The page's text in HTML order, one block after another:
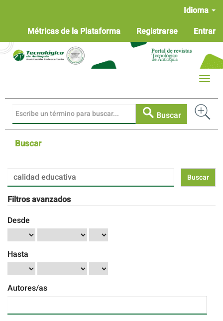
Contenido
principal
Barra
lateral
Idioma
Métricas de la Plataforma
Registrarse Entrar
Buscar
Toggle
Buscar
Buscar
artículos
por
Filtros avanzados
Desde
Hasta
Autores/as